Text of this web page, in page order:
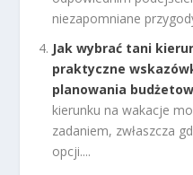
niezapomniane
Jak wybrać tani
praktyczne
planowania
kierunku na wakacje
zadaniem, zwłaszcza
opcji....